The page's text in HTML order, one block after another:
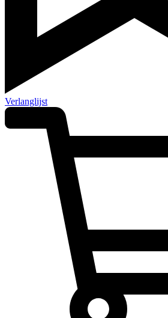
Verlanglijst